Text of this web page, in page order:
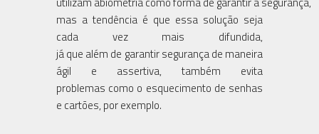
mas a tendência é que essa solução seja
cada vez mais difundida,
já que além de garantir segurança de maneira
ágil e assertiva, também evita
problemas como o esquecimento de senhas
e cartões, por exemplo.